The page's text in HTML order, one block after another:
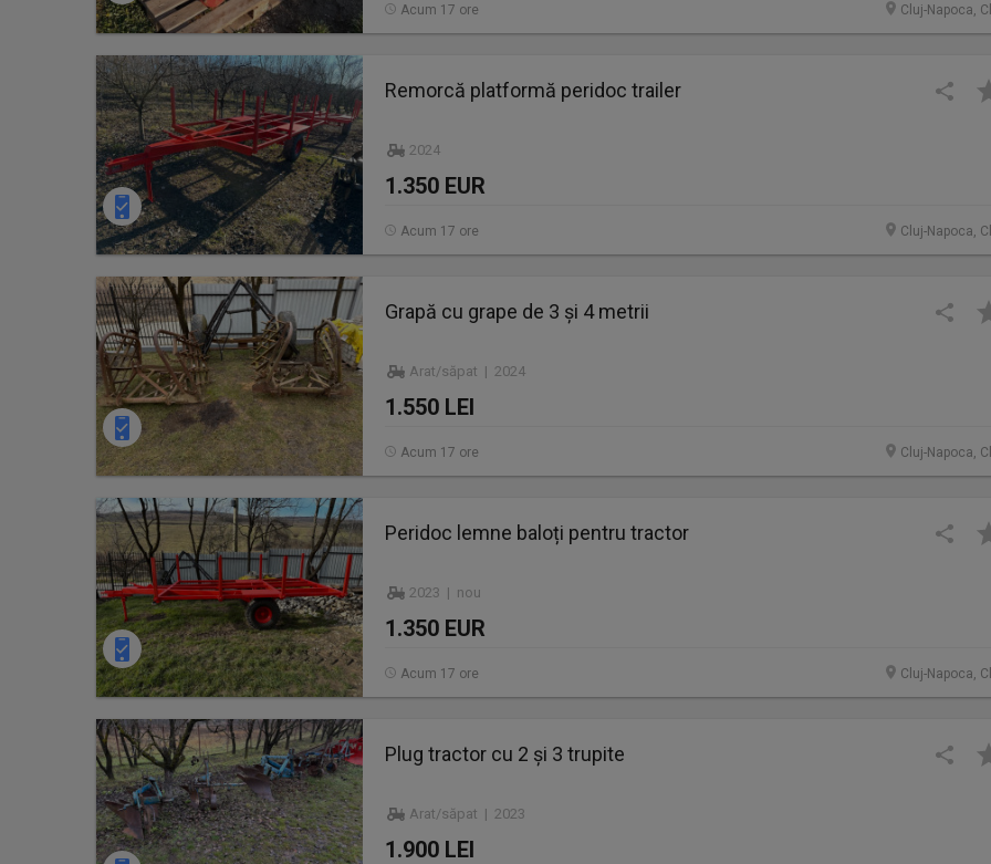
Cluj-Napoca,
Acum 17 ore
Remorcă platformă peridoc trailer
2024
1.350 EUR
Cluj-Napoca,
Acum 17 ore
Grapă cu grape de 3 și 4 metrii
Arat/săpat | 2024
1.550 LEI
Cluj-Napoca,
Acum 17 ore
Peridoc lemne baloți pentru tractor
2023 | nou
1.350 EUR
Cluj-Napoca,
Acum 17 ore
Plug tractor cu 2 și 3 trupite
Arat/săpat | 2023
1.900 LEI